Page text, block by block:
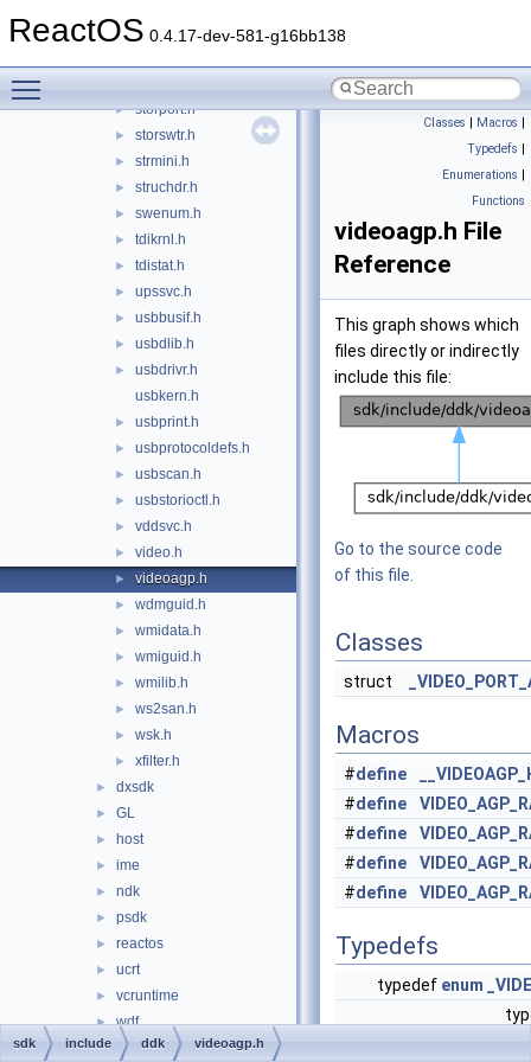
ReactOS 0.4.17-dev-581-g16bb138
► srbhelper.h
► storport.h
► storswtr.h
► strmini.h
► struchdr.h
► swenum.h
► tdikrnl.h
► tdistat.h
► upssvc.h
► usbbusif.h
► usbdlib.h
►
usbdrivr.h
usbkern.h
► usbprint.h
► usbprotocoldefs.h
► usbscan.h
► usbstorioctl.h
► vddsvc.h
► video.h
► videoagp.h
► wdmguid.h
► wmidata.h
► wmiguid.h
► wmilib.h
► ws2san.h
► wsk.h
► xfilter.h
► dxsdk
► GL
► host
► ime
► ndk
► psdk
► reactos
► ucrt
► vcruntime
► wdf
► wine
Classes | Macros |
Typedefs |
Enumerations |
Functions
videoagp.h File
Reference
This graph shows which
files directly or indirectly
include this file:
Go to the source code
of this file.
Classes
struct
Macros
#define
#define
#define
#define
#define
Typedefs
typedef enum
sdk include ddk videoagp.h